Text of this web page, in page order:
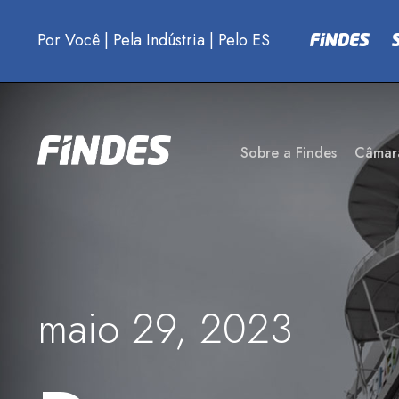
Por Você | Pela Indústria | Pelo ES
Sobre a Findes
maio 29, 2023